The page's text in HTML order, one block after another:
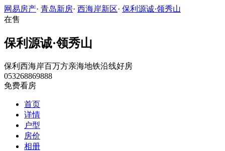
网易房产· 青岛新房· 西海岸新区· 保利源诚·领秀山
在售
保利源诚·领秀山
保利西海岸百万方亲海地铁沿线好房
053268869888
免费看房
首页
详情
户型
房价
相册